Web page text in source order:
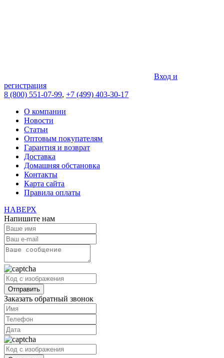
Вход и
регистрация
8 (800) 551-07-99, +7 (499) 403-30-17
О компании
Новости
Статьи
Оптовым покупателям
Гарантия и возврат
Доставка
Домашняя обстановка
Контакты
Карта сайта
Правила оплаты
НАВЕРХ
Напишите нам
Заказать обратный звонок